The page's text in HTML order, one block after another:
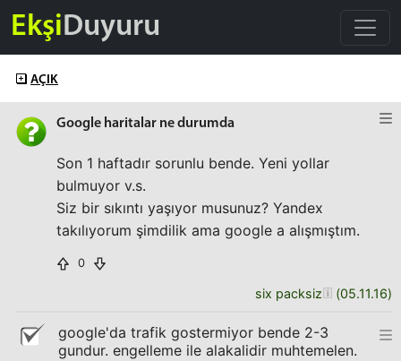
EkşiDuyuru
AÇIK
Google haritalar ne durumda
Son 1 haftadır sorunlu bende. Yeni yollar
bulmuyor v.s.
Siz bir sıkıntı yaşıyor musunuz? Yandex
takılıyorum şimdilik ama google a alışmıştım.
0
six packsiz (05.11.16)
google'da trafik gostermiyor bende 2-3
gundur. engelleme ile alakalidir muhtemelen.